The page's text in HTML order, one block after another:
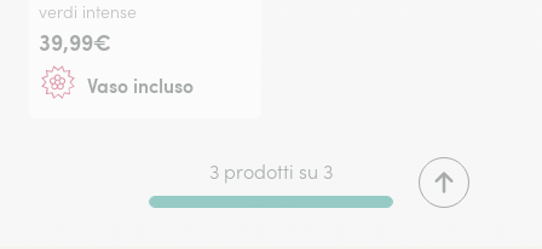
verdi intense
39,99€
Vaso incluso
3 prodotti su 3